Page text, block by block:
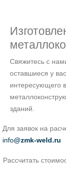
Свяжитесь с
оставшиеся у
интересующего
зданий.
Для заявок на
info@zmk-weld.ru
Рассчитать